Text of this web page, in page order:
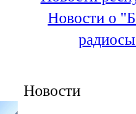
106,6 FM
Кадыбаш
105,2 FM
91,5 FM
Новости о
Новости